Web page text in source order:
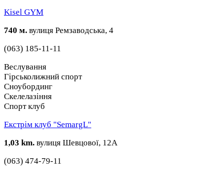
Kisel GYM
740 м. вулиця Ремзаводська, 4
(063) 185-11-11
Веслування
Гірськолижний спорт
Сноубординг
Скелелазіння
Спорт клуб
Екстрім клуб "SemargL"
1,03 km. вулиця Шевцової, 12А
(063) 474-79-11